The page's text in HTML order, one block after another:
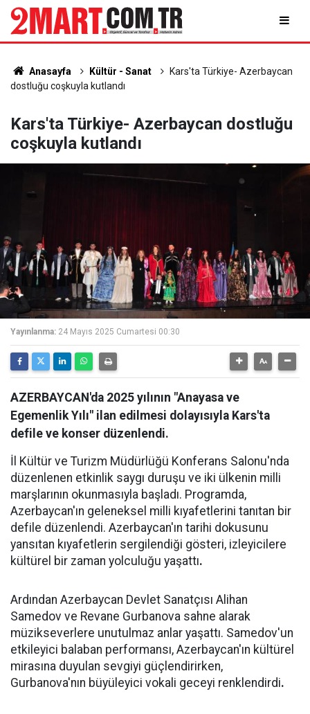
Anasayfa Kültür - Sanat
Kars'ta Türkiye- Azerbaycan
dostluğu coşkuyla kutlandı
Kars'ta Türkiye- Azerbaycan dostluğu
coşkuyla kutlandı
Yayınlanma: 24 Mayıs 2025 Cumartesi 00:30
AZERBAYCAN'da 2025 yılının "Anayasa ve
Egemenlik Yılı" ilan edilmesi dolayısıyla Kars'ta
defile ve konser düzenlendi.
İl Kültür ve Turizm Müdürlüğü Konferans Salonu'nda
düzenlenen etkinlik saygı duruşu ve iki ülkenin milli
marşlarının okunmasıyla başladı. Programda,
Azerbaycan'ın geleneksel milli kıyafetlerini tanıtan bir
defile düzenlendi. Azerbaycan'ın tarihi dokusunu
yansıtan kıyafetlerin sergilendiği gösteri, izleyicilere
kültürel bir zaman yolculuğu yaşattı.
Ardından Azerbaycan Devlet Sanatçısı Alihan
Samedov ve Revane Gurbanova sahne alarak
müzikseverlere unutulmaz anlar yaşattı. Samedov'un
etkileyici balaban performansı, Azerbaycan'ın kültürel
mirasına duyulan sevgiyi güçlendirirken,
Gurbanova'nın büyüleyici vokali geceyi renklendirdi.